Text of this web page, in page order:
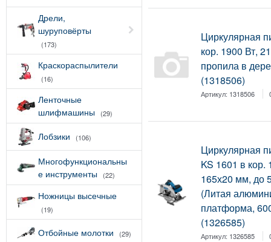
Дрели,
шуруповёрты
(173)
Краскораспылители
(16)
Ленточные
шлифмашины
(29)
Лобзики (106)
Многофункциональны
е инструменты
(22)
Ножницы высечные
(19)
Отбойные молотки (29)
Циркулярная
кор. 1900 Вт,
пропила в
(1318506)
Артикул: 1318506
Циркулярная
KS 1601 в кор.
165х20 мм, до
(Литая
платформа,
(1326585)
Артикул: 1326585